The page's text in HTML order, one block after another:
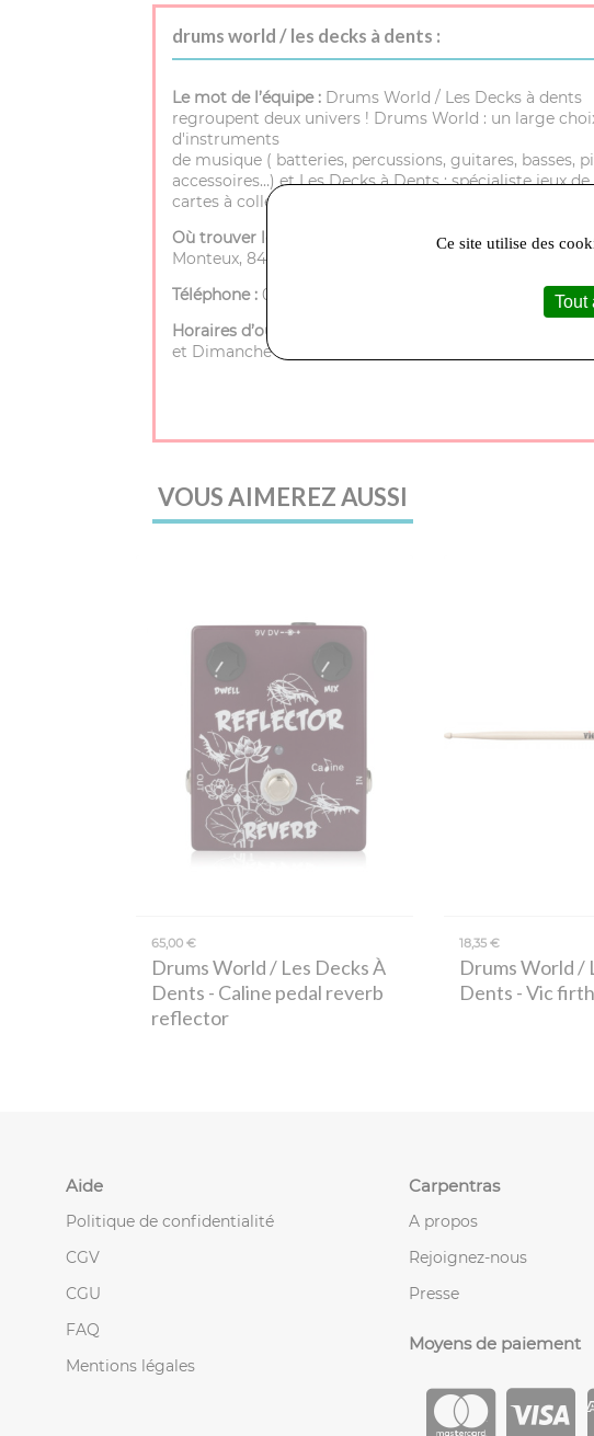
drums world / les decks à dents :
Le mot de l’équipe : Drums World / Les Decks à dents
regroupent deux univers ! Drums World : un large
d'instruments
de musique ( batteries, percussions, guitares, basses,
accessoires…) et Les Decks à Dents : spécialiste jeux
cartes à collectionner.
Où trouver le magasin :
72 rue porte de
Monteux, 84200 Carpentras
Téléphone : 04 90 40 25 35
Horaires d’ouverture :
et Dimanche - Fermé
VOUS AIMEREZ AUSSI
65,00 €
Drums World / Les Decks À
Dents - Caline pedal reverb
reflector
18,35 €
Drums World /
Dents - Vic
Aide
Politique de confidentialité
CGV
CGU
FAQ
Mentions légales
Carpentras
A propos
Rejoignez-nous
Presse
Moyens de paiement
Ce site utilise des
Tout